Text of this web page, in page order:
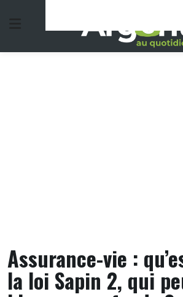
Assurance-vie :
la loi Sapin 2, qui